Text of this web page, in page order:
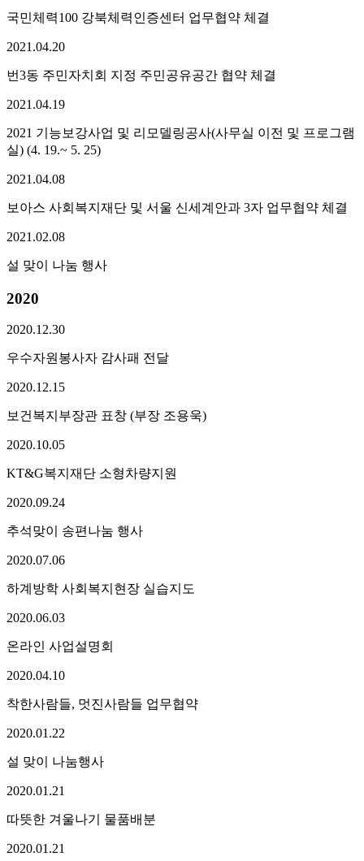
국민체력100 강북체력인증센터 업무협약 체결
2021.04.20
번3동 주민자치회 지정 주민공유공간 협약 체결
2021.04.19
2021 기능보강사업 및 리모델링공사(사무실 이전 및 프로그램
실) (4. 19.~ 5. 25)
2021.04.08
보아스 사회복지재단 및 서울 신세계안과 3자 업무협약 체결
2021.02.08
설 맞이 나눔 행사
2020
2020.12.30
우수자원봉사자 감사패 전달
2020.12.15
보건복지부장관 표창 (부장 조용욱)
2020.10.05
KT&G복지재단 소형차량지원
2020.09.24
추석맞이 송편나눔 행사
2020.07.06
하계방학 사회복지현장 실습지도
2020.06.03
온라인 사업설명회
2020.04.10
착한사람들, 멋진사람들 업무협약
2020.01.22
설 맞이 나눔행사
2020.01.21
따뜻한 겨울나기 물품배분
2020.01.21